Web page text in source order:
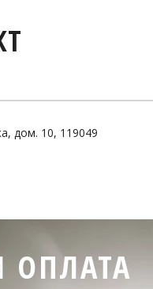
дом. 10, 119049
ОПЛАТА